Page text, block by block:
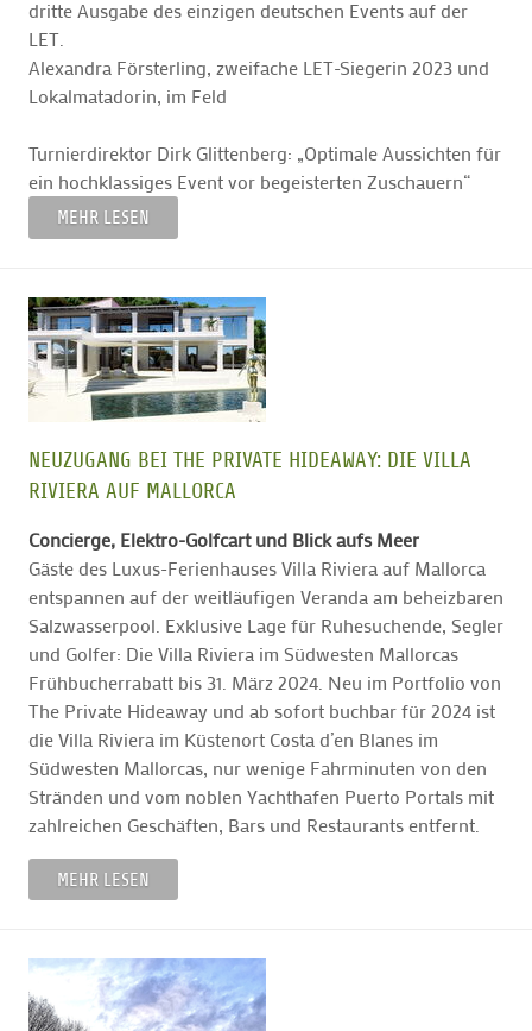
dritte Ausgabe des einzigen deutschen Events auf der
LET.
Alexandra Försterling, zweifache LET-Siegerin 2023 und
Lokalmatadorin, im Feld
Turnierdirektor Dirk Glittenberg: „Optimale Aussichten für
ein hochklassiges Event vor begeisterten Zuschauern“
MEHR LESEN
NEUZUGANG BEI THE PRIVATE HIDEAWAY: DIE VILLA
RIVIERA AUF MALLORCA
Concierge, Elektro-Golfcart und Blick aufs Meer
Gäste des Luxus-Ferienhauses Villa Riviera auf Mallorca
entspannen auf der weitläufigen Veranda am beheizbaren
Salzwasserpool. Exklusive Lage für Ruhesuchende, Segler
und Golfer: Die Villa Riviera im Südwesten Mallorcas
Frühbucherrabatt bis 31. März 2024. Neu im Portfolio von
The Private Hideaway und ab sofort buchbar für 2024 ist
die Villa Riviera im Küstenort Costa d’en Blanes im
Südwesten Mallorcas, nur wenige Fahrminuten von den
Stränden und vom noblen Yachthafen Puerto Portals mit
zahlreichen Geschäften, Bars und Restaurants entfernt.
MEHR LESEN